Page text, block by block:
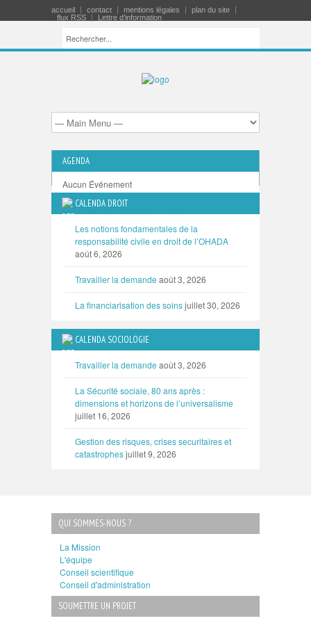
accueil contact mentions légales
plan du site
flux RSS
Lettre d’information
AGENDA
Aucun Événement
TOUTES LES MANIFESTATIONS
CALENDA DROIT
Les notions fondamentales de la
responsabilité civile en droit de l’OHADA
août 6, 2026
Travailler la demande août 3, 2026
La financiarisation des soinsjuillet 30, 2026
CALENDA SOCIOLOGIE
Travailler la demande août 3, 2026
La Sécurité sociale, 80 ans après :
dimensions et horizons de l’universalisme
juillet 16, 2026
Gestion des risques, crises securitaires et
catastrophesjuillet 9, 2026
QUI SOMMES-NOUS ?
La Mission
L'équipe
Conseil scientifique
Conseil d'administration
SOUMETTRE UN PROJET